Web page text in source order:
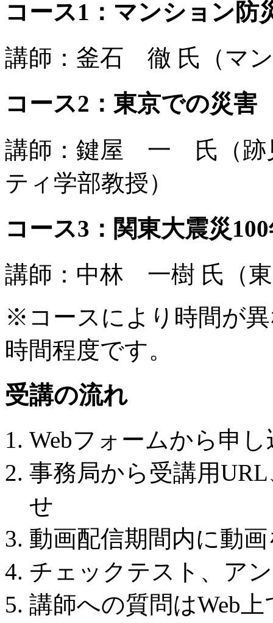
コース1：マンション防
講師：釜石 徹 氏（マ
コース2：東京での災害
講師：鍵屋 一 氏（跡
ティ学部教授）
コース3：関東大震災
講師：中林 一樹 氏（
※コースにより時間が
時間程度です。
受講の流れ
Webフォームから申し
事務局から受講用
せ
動画配信期間内に動
チェックテスト、ア
講師への質問はWeb